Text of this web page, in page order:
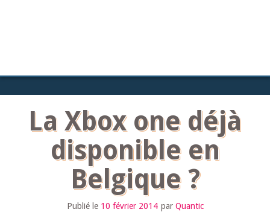
La Xbox one déjà
disponible en
Belgique ?
Publié le 10 février 2014 par Quantic